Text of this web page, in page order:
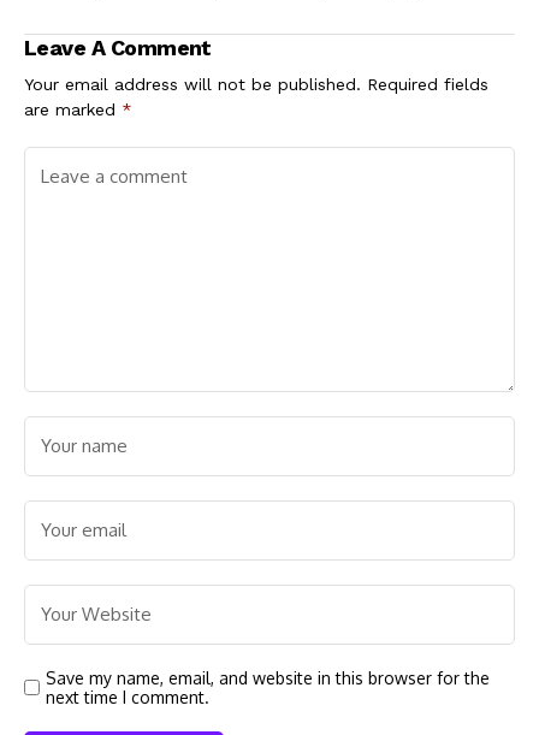
ಇಲ್ಲಿದೆ ಇಂದಿನ ಲೇಟೆಸ್ಟ್
Leave A Comment
Your email address will not be published. Required fields
are marked *
Save my name, email, and website in this browser for the
next time I comment.